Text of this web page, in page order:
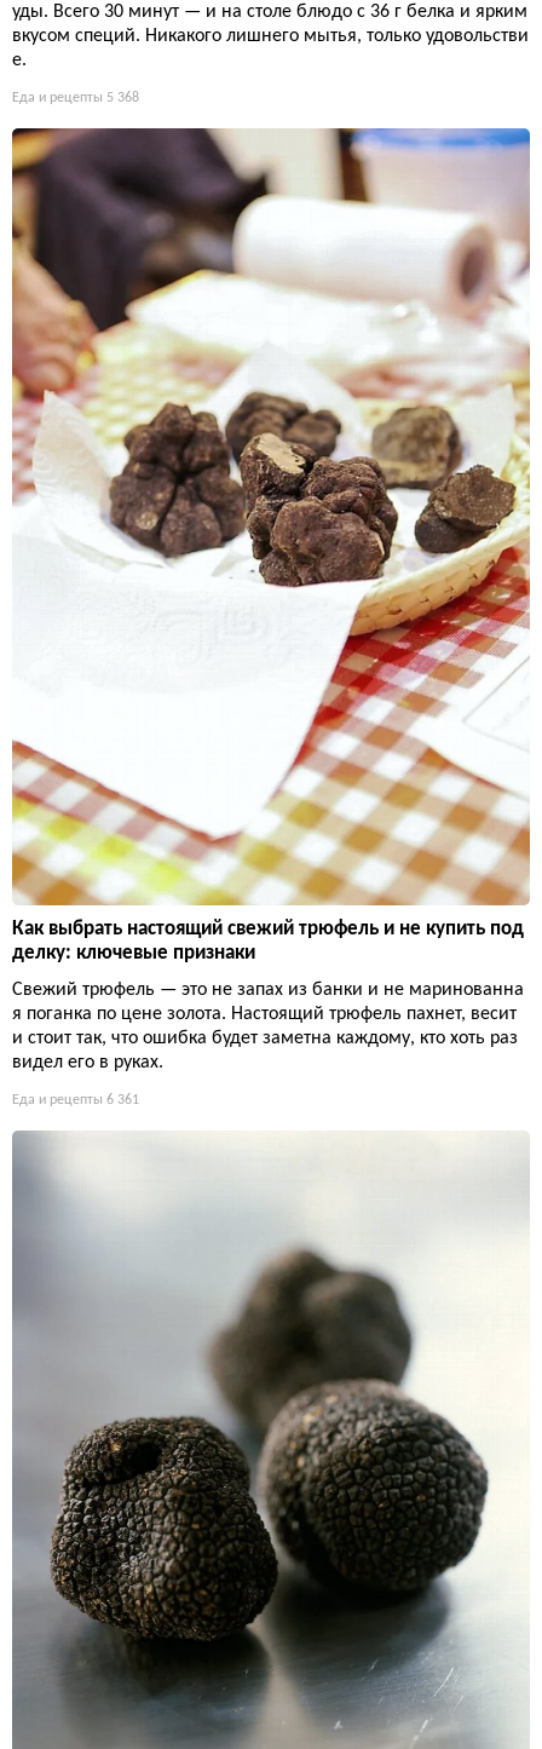
уды. Всего 30 минут — и на столе блюдо с 36 г белка и ярким
вкусом специй. Никакого лишнего мытья, только удовольстви
е.
Еда и рецепты 5 368
Как выбрать настоящий свежий трюфель и не купить под
делку: ключевые признаки
Свежий трюфель — это не запах из банки и не маринованна
я поганка по цене золота. Настоящий трюфель пахнет, весит
и стоит так, что ошибка будет заметна каждому, кто хоть раз
видел его в руках.
Еда и рецепты 6 361